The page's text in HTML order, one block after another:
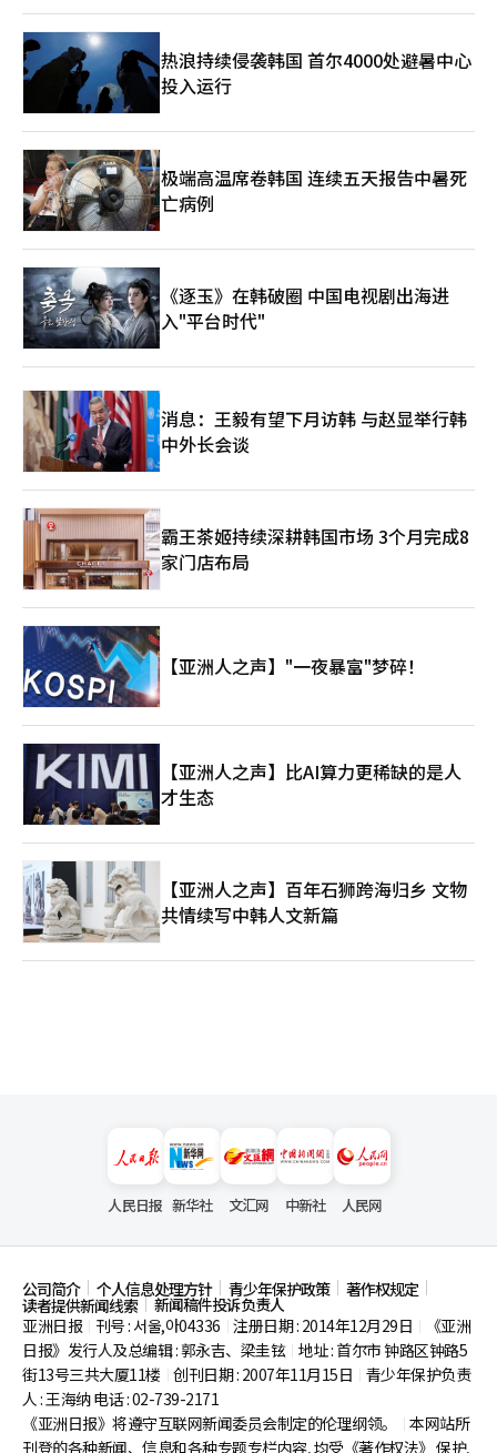
热浪持续侵袭韩国 首尔4000处避暑中心
投入运行
极端高温席卷韩国 连续五天报告中暑死
亡病例
《逐玉》在韩破圈 中国电视剧出海进
入"平台时代"
消息：王毅有望下月访韩 与赵显举行韩
中外长会谈
霸王茶姬持续深耕韩国市场 3个月完成8
家门店布局
【亚洲人之声】"一夜暴富"梦碎！
【亚洲人之声】比AI算力更稀缺的是人
才生态
【亚洲人之声】百年石狮跨海归乡 文物
共情续写中韩人文新篇
人民日报 新华社 文汇网 中新社 人民网
公司简介 个人信息处理方针 青少年保护政策 著作权规定
读者提供新闻线索
新闻稿件投诉负责人
亚洲日报
刊号 : 서울,아04336 注册日期 : 2014年12月29日
《亚洲
日报》发行人及总编辑 : 郭永吉、梁圭铉 地址 : 首尔市钟路区钟路5
街13号三共大厦11楼 创刊日期 : 2007年11月15日
青少年保护负责
人 : 王海纳 电话 : 02-739-2171
《亚洲日报》将遵守互联网新闻委员会制定的伦理纲领。
本网站所
刊登的各种新闻、信息和各种专题专栏内容, 均受《著作权法》 保护,